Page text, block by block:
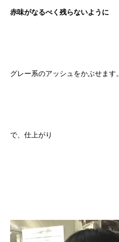
赤味がなるべく残らないように
グレー系のアッシュをかぶせます。
で、仕上がり